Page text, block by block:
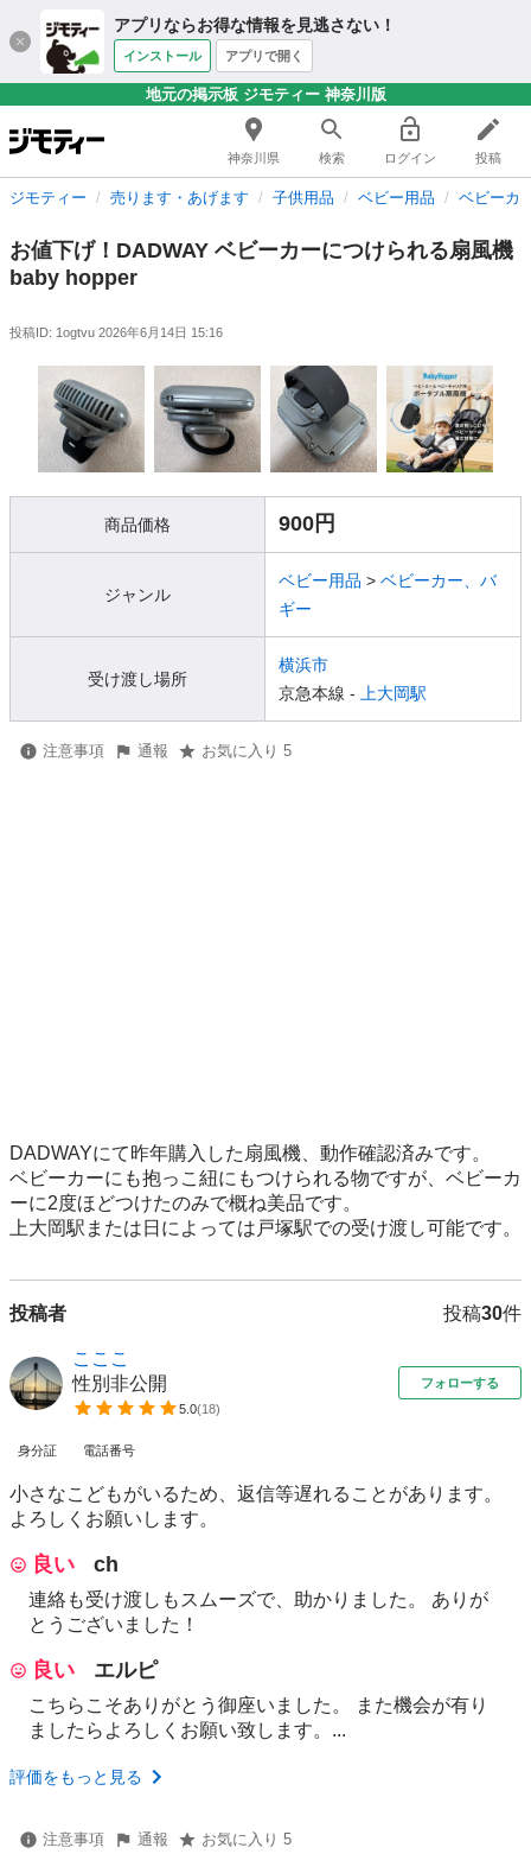
アプリならお得な情報を見逃さない！
インストール アプリで開く
地元の掲示板 ジモティー 神奈川版
神奈川県 検索 ログイン 投稿
ジモティー 売ります・あげます 子供用品 ベビー用品 ベビーカ
お値下げ！DADWAY ベビーカーにつけられる扇風機
baby hopper
投稿ID: 1ogtvu 2026年6月14日 15:16
商品価格 900円
ジャンル
ベビー用品 > ベビーカー、バ
ギー
受け渡し場所
横浜市
京急本線 -
上大岡駅
注意事項 通報 お気に入り 5
DADWAYにて昨年購入した扇風機、動作確認済みです。
ベビーカーにも抱っこ紐にもつけられる物ですが、ベビーカ
ーに2度ほどつけたのみで概ね美品です。
上大岡駅または日によっては戸塚駅での受け渡し可能です。
投稿者 投稿30件
こここ
性別非公開
5.0(18)
フォローする
身分証 電話番号
小さなこどもがいるため、返信等遅れることがあります。
よろしくお願いします。
良い ch
連絡も受け渡しもスムーズで、助かりました。 ありが
とうございました！
良い エルピ
こちらこそありがとう御座いました。 また機会が有り
ましたらよろしくお願い致します。...
評価をもっと見る
注意事項 通報 お気に入り 5